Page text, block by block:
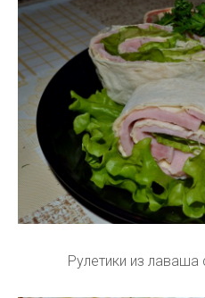
Рулетики из